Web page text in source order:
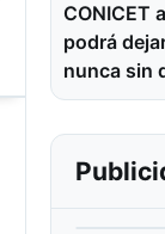
CONICET
podrá
nunca sin